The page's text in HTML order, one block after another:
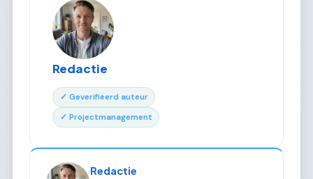
Redactie
✓ Geverifieerd auteur
✓ Projectmanagement
Redactie